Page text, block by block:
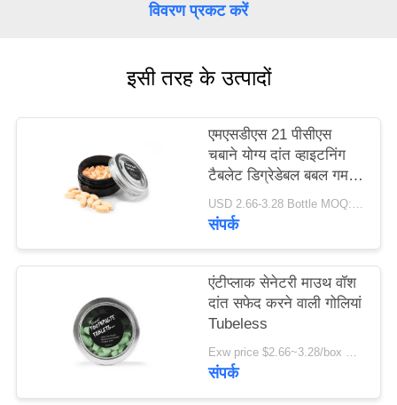
साइट
गोपनीयता
विवरण प्रकट करें
इसी तरह के उत्पादों
एमएसडीएस 21 पीसीएस
चबाने योग्य दांत व्हाइटनिंग
टैबलेट डिग्रेडेबल बबल गम
स्वाद
USD 2.66-3.28 Bottle MOQ:150 बोतलें
संपर्क
एंटीप्लाक सेनेटरी माउथ वॉश
दांत सफेद करने वाली गोलियां
Tubeless
Exw price $2.66~3.28/box MOQ:5000 बक्से
संपर्क